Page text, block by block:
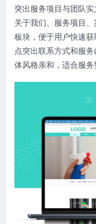
突出服务项目与团队
关于我们、服务项目
板块，便于用户快速
点突出联系方式和服
体风格亲和，适合服务